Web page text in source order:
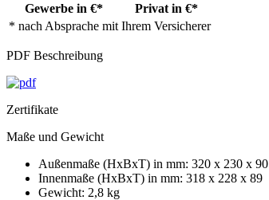
Gewerbe in €*
Privat in €*
* nach Absprache mit Ihrem Versicherer
PDF Beschreibung
Zertifikate
Maße und Gewicht
Außenmaße (HxBxT) in mm: 320 x 230 x 90
Innenmaße (HxBxT) in mm: 318 x 228 x 89
Gewicht: 2,8 kg